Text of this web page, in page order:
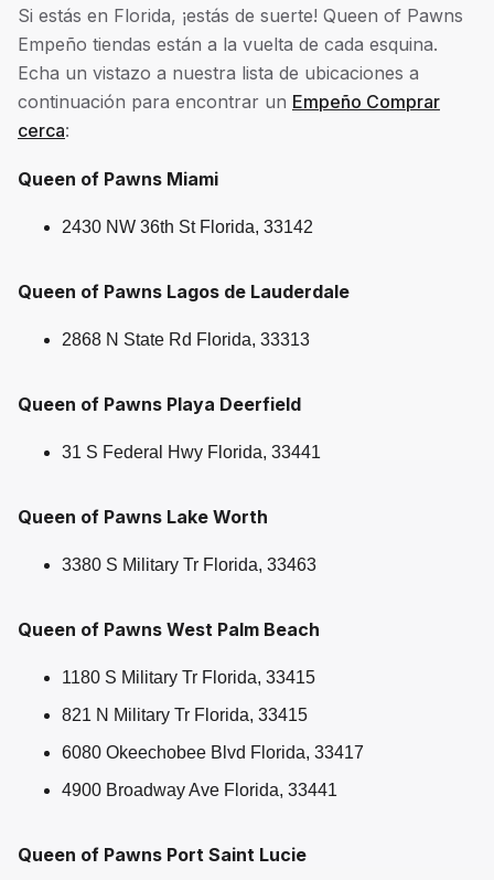
Si estás en Florida, ¡estás de suerte! Queen of Pawns
Empeño tiendas están a la vuelta de cada esquina.
Echa un vistazo a nuestra lista de ubicaciones a
continuación para encontrar un Empeño Comprar
cerca:
Queen of Pawns Miami
2430 NW 36th St Florida, 33142
Queen of Pawns Lagos de Lauderdale
2868 N State Rd Florida, 33313
Queen of Pawns Playa Deerfield
31 S Federal Hwy Florida, 33441
Queen of Pawns Lake Worth
3380 S Military Tr Florida, 33463
Queen of Pawns West Palm Beach
1180 S Military Tr Florida, 33415
821 N Military Tr Florida, 33415
6080 Okeechobee Blvd Florida, 33417
4900 Broadway Ave Florida, 33441
Queen of Pawns Port Saint Lucie